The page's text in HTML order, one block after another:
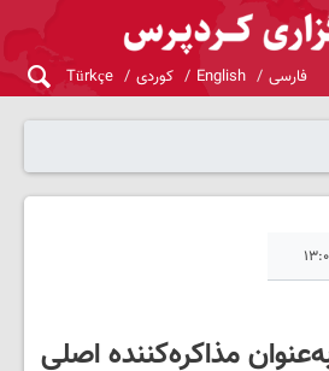
فارسی English کوردی Türkçe
مذاکره‌کننده اصلی